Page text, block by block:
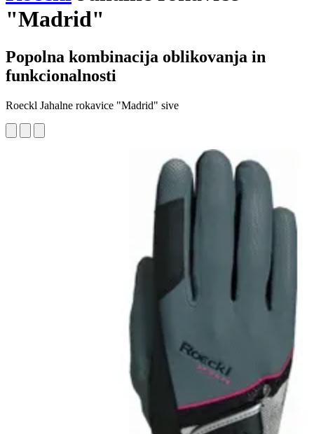
"Madrid"
Popolna kombinacija oblikovanja in
funkcionalnosti
Roeckl Jahalne rokavice "Madrid" sive